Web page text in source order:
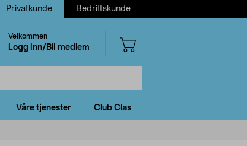
Privatkunde Bedriftskunde
Velkommen
Logg inn/Bli medlem
Våre tjenester Club Clas